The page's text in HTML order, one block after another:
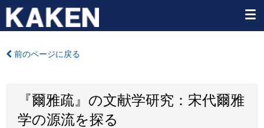
前のページに戻る
『爾雅疏』の文献学研究：宋代爾雅
学の源流を探る